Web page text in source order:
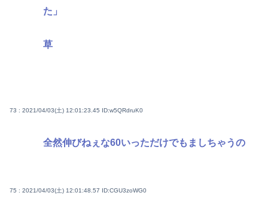
た」
草
73 : 2021/04/03(土) 12:01:23.45 ID:w5QRdruK0
全然伸びねぇな60いっただけでもましちゃうの
75 : 2021/04/03(土) 12:01:48.57 ID:CGU3zoWG0